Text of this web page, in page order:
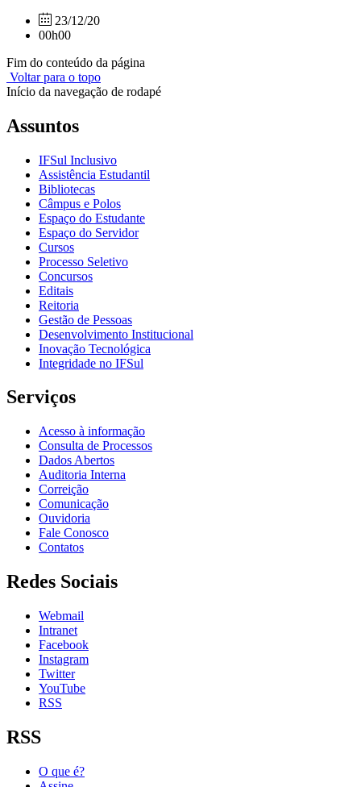
23/12/20
00h00
Fim do conteúdo da página
Voltar para o topo
Início da navegação de rodapé
Assuntos
IFSul Inclusivo
Assistência Estudantil
Bibliotecas
Câmpus e Polos
Espaço do Estudante
Espaço do Servidor
Cursos
Processo Seletivo
Concursos
Editais
Reitoria
Gestão de Pessoas
Desenvolvimento Institucional
Inovação Tecnológica
Integridade no IFSul
Serviços
Acesso à informação
Consulta de Processos
Dados Abertos
Auditoria Interna
Correição
Comunicação
Ouvidoria
Fale Conosco
Contatos
Redes Sociais
Webmail
Intranet
Facebook
Instagram
Twitter
YouTube
RSS
RSS
O que é?